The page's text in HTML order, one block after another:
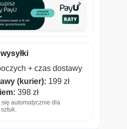
+ czas dostawy
(kurier): 199 zł
398 zł
automatycznie dla